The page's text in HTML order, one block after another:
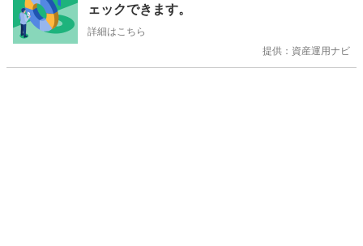
ェックできます。
詳細はこちら
提供：資産運用ナビ